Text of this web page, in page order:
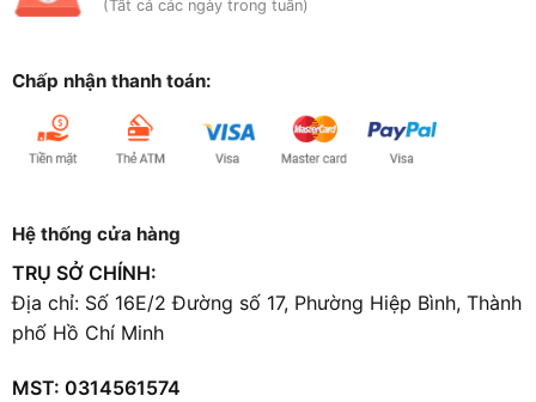
(Tất cả các ngày trong tuần)
Chấp nhận thanh toán:
Hệ thống cửa hàng
TRỤ SỞ CHÍNH:
Địa chỉ: Số 16E/2 Đường số 17, Phường Hiệp Bình, Thành
phố Hồ Chí Minh
MST: 0314561574